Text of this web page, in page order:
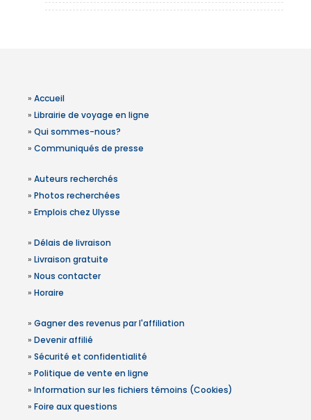
» Accueil
» Librairie de voyage en ligne
» Qui sommes-nous?
» Communiqués de presse
» Auteurs recherchés
» Photos recherchées
» Emplois chez Ulysse
» Délais de livraison
» Livraison gratuite
» Nous contacter
» Horaire
» Gagner des revenus par l'affiliation
» Devenir affilié
» Sécurité et confidentialité
» Politique de vente en ligne
» Information sur les fichiers témoins (Cookies)
» Foire aux questions